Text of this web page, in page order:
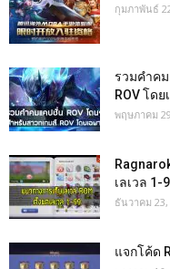
กุมภาพันธ์
รวมคำค
ROV โดย
พฤษภาคม
เลเวล 1-
ธันวาคม 23,
แจกโค้ด